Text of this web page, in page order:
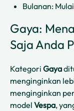
Bulanan:
Gaya:
Saja Anda
Kategori Gaya
menginginkan
menginginkan
model Vespa,